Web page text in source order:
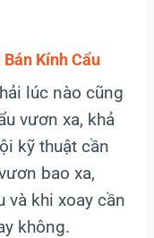
Kính Cẩu
lúc nào cũng
vươn xa, khả
kỹ thuật cần
bao xa,
và khi xoay cần
không.